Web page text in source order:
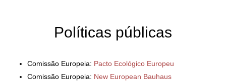
Políticas públicas
Comissão Europeia: Pacto Ecológico Europeu
Comissão Europeia: New European Bauhaus